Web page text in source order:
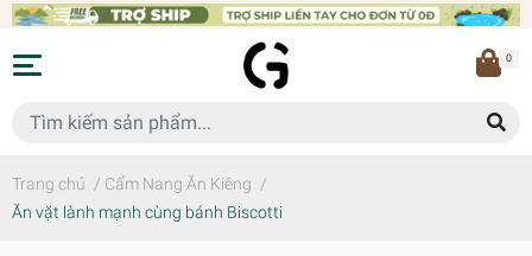
0
Trang chủ / Cẩm Nang Ăn Kiêng /
​​​​​​​Ăn vặt lành mạnh cùng bánh Biscotti